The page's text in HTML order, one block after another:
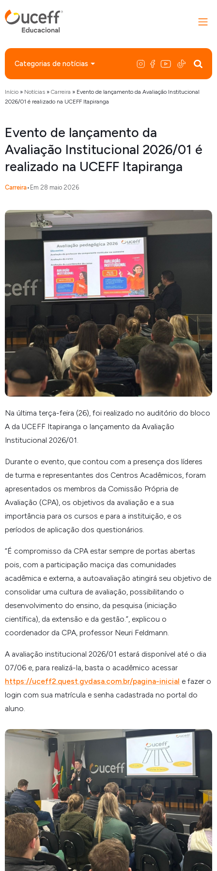
Categorias de notícias
Início» Notícias» Carreira » Evento de lançamento da Avaliação Institucional
2026/01 é realizado na UCEFF Itapiranga
Evento de lançamento da
Avaliação Institucional 2026/01 é
realizado na UCEFF Itapiranga
Carreira• Em 28 maio 2026
Na última terça-feira (26), foi realizado no auditório do bloco
A da UCEFF Itapiranga o lançamento da Avaliação
Institucional 2026/01.
Durante o evento, que contou com a presença dos líderes
de turma e representantes dos Centros Acadêmicos, foram
apresentados os membros da Comissão Própria de
Avaliação (CPA), os objetivos da avaliação e a sua
importância para os cursos e para a instituição, e os
períodos de aplicação dos questionários.
“É compromisso da CPA estar sempre de portas abertas
pois, com a participação maciça das comunidades
acadêmica e externa, a autoavaliação atingirá seu objetivo de
consolidar uma cultura de avaliação, possibilitando o
desenvolvimento do ensino, da pesquisa (iniciação
científica), da extensão e da gestão. ”, explicou o
coordenador da CPA, professor Neuri Feldmann.
A avaliação institucional 2026/01 estará disponível até o dia
07/06 e, para realizá-la, basta o acadêmico acessar
https://uceff2.quest.gvdasa.com.br/pagina-inicial e fazer o
login com sua matrícula e senha cadastrada no portal do
aluno.